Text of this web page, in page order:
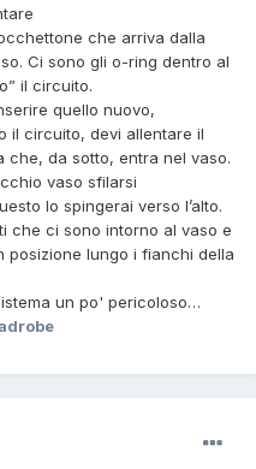
che arriva dalla
Ci sono gli o-ring dentro al
il circuito.
quello nuovo,
il circuito, devi allentare il
da sotto, entra nel vaso.
vaso sfilarsi
lo spingerai verso l’alto.
che ci sono intorno al vaso e
posizione lungo i fianchi della
un po' pericoloso…